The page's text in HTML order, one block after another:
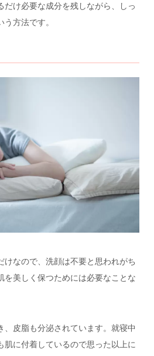
だけ必要な成分を残しながら、しっ
方法です。
けなので、洗顔は不要と思われがち
を美しく保つためには必要なことな
、皮脂も分泌されています。就寝中
肌に付着しているので思った以上に